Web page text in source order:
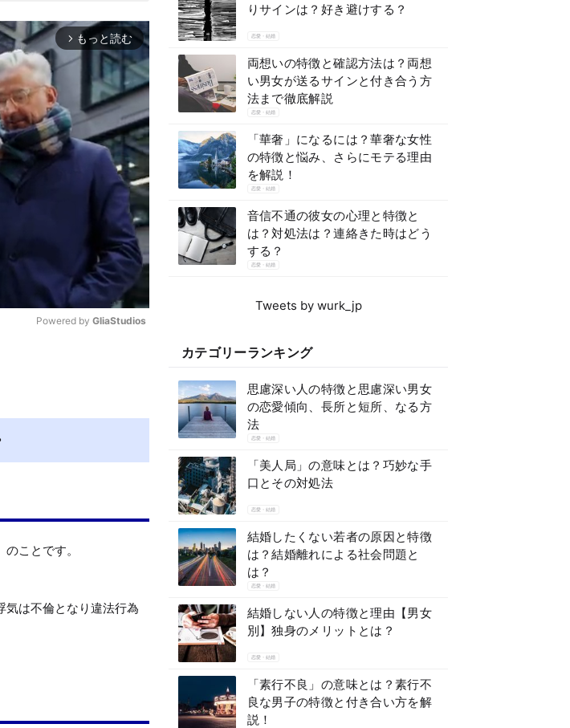
arrow_forward_ios もっと読む
Powered by GliaStudios
ことです。
気は不倫となり違法行為
りサインは？好き避けする？
恋愛・結婚
両想いの特徴と確認方法は？両想
い男女が送るサインと付き合う方
法まで徹底解説
恋愛・結婚
「華奢」になるには？華奢な女性
の特徴と悩み、さらにモテる理由
を解説！
恋愛・結婚
音信不通の彼女の心理と特徴と
は？対処法は？連絡きた時はどう
する？
恋愛・結婚
Tweets by wurk_jp
カテゴリーランキング
思慮深い人の特徴と思慮深い男女
の恋愛傾向、長所と短所、なる方
法
恋愛・結婚
「美人局」の意味とは？巧妙な手
口とその対処法
恋愛・結婚
結婚したくない若者の原因と特徴
は？結婚離れによる社会問題と
は？
恋愛・結婚
結婚しない人の特徴と理由【男女
別】独身のメリットとは？
恋愛・結婚
「素行不良」の意味とは？素行不
良な男子の特徴と付き合い方を解
説！